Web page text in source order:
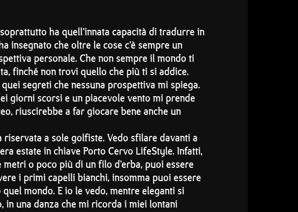
ha quell’innata capacità di tradurre in
insegnato che oltre le cose c’è sempre un
personale. Che non sempre il mondo ti
finché non trovi quello che più ti si addice.
segreti che nessuna prospettiva mi spiega.
giorni scorsi e un piacevole vento mi prende
riuscirebbe a far giocare bene anche un
a sole golfiste. Vedo sfilare davanti a
estate in chiave Porto Cervo LifeStyle. Infatti,
o poco più di un filo d’erba, puoi essere
i primi capelli bianchi, insomma puoi essere
mondo. E io le vedo, mentre eleganti si
in una danza che mi ricorda i miei lontani